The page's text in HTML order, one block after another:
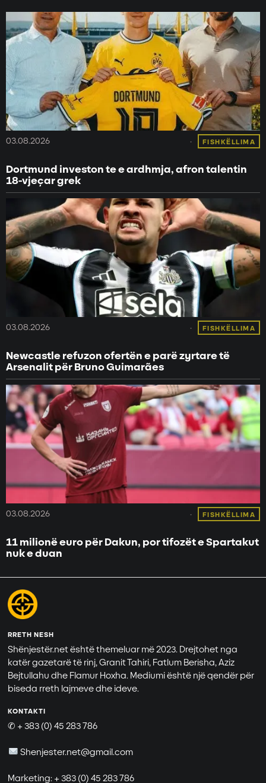
03.08.2026 FISHKËLLIMA
Dortmund investon te e ardhmja, afron talentin
18-vjeçar grek
03.08.2026 FISHKËLLIMA
Newcastle refuzon ofertën e parë zyrtare të
Arsenalit për Bruno Guimarães
03.08.2026 FISHKËLLIMA
11 milionë euro për Dakun, por tifozët e Spartakut
nuk e duan
RRETH NESH
Shënjestër.net është themeluar më 2023. Drejtohet nga
katër gazetarë të rinj, Granit Tahiri, Fatlum Berisha, Aziz
Bejtullahu dhe Flamur Hoxha. Mediumi është një qendër për
biseda rreth lajmeve dhe ideve.
KONTAKTI
✆ + 383 (0) 45 283 786
Shenjester.net@gmail.com
Marketing: + 383 (0) 45 283 786